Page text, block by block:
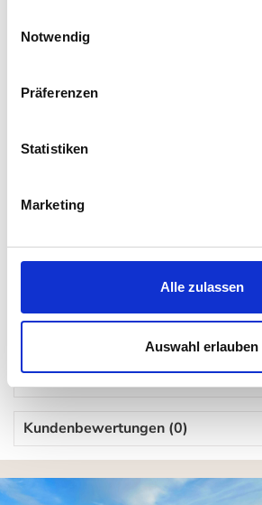
Datenschutzerklärung
Notwendig
Präferenzen
Statistiken
Marketing
Alle zulassen
Auswahl erlauben
Besonderheit
Material: Gestell: Stahl Tischplatte:
Gewicht: 10 kg
Kundenbewertungen (0)